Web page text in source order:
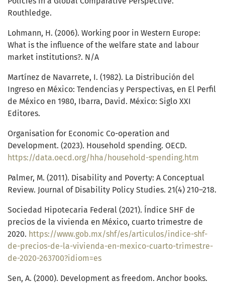
Routhledge.
Lohmann, H. (2006). Working poor in Western Europe:
What is the influence of the welfare state and labour
market institutions?. N/A
Martínez de Navarrete, I. (1982). La Distribución del
Ingreso en México: Tendencias y Perspectivas, en El Perfil
de México en 1980, Ibarra, David. México: Siglo XXI
Editores.
Organisation for Economic Co-operation and
Development. (2023). Household spending. OECD.
https://data.oecd.org/hha/household-spending.htm
Palmer, M. (2011). Disability and Poverty: A Conceptual
Review. Journal of Disability Policy Studies. 21(4) 210–218.
Sociedad Hipotecaria Federal (2021). Índice SHF de
precios de la vivienda en México, cuarto trimestre de
2020. https://www.gob.mx/shf/es/articulos/indice-shf-
de-precios-de-la-vivienda-en-mexico-cuarto-trimestre-
de-2020-263700?idiom=es
Sen, A. (2000). Development as freedom. Anchor books.